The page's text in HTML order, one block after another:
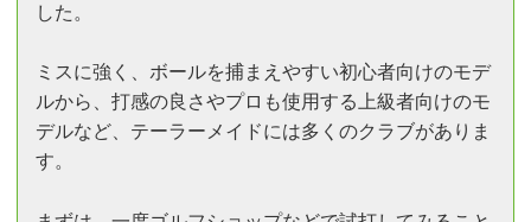
した。
ミスに強く、ボールを捕まえやすい初心者向けのモデ
ルから、打感の良さやプロも使用する上級者向けのモ
デルなど、テーラーメイドには多くのクラブがありま
す。